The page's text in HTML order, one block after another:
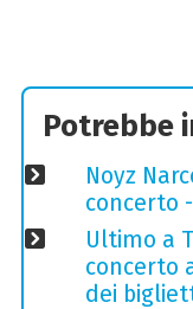
Potrebbe
Noyz
concerto
Ultimo a
concerto
dei